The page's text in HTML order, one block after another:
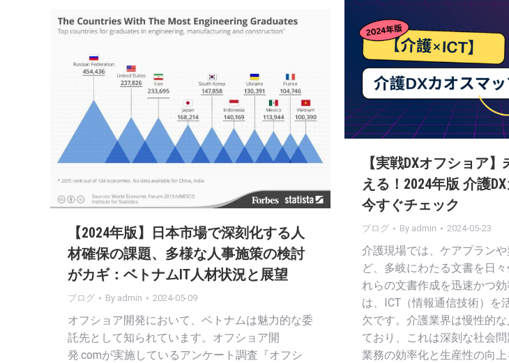
【実戦DXオフショア
える！2024年版 介護
今すぐチェック
ブログ By admin 2024-05-23
介護現場では、ケアプラン
ど、多岐にわたる文書を日
れらの文書作成を迅速かつ
は、ICT（情報通信技術）を
欠です。介護業界は慢性的
ており、これは深刻な社会問
業務の効率化と生産性の向上
【2024年版】日本市場で深刻化する人
材確保の課題、多様な人事施策の検討
がカギ：ベトナムIT人材状況と展望
ブログ By admin 2024-05-09
オフショア開発において、ベトナムは魅力的な委
託先として知られています。オフショア開
発.comが実施しているアンケート調査『オフシ